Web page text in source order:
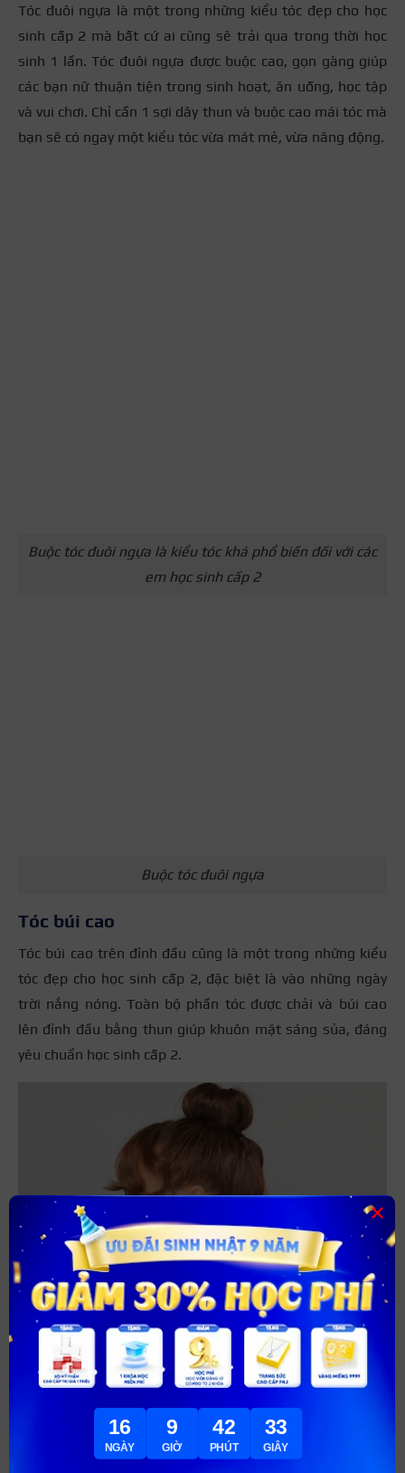
Tóc đuôi ngựa là một trong những kiểu tóc đẹp cho học
sinh cấp 2 mà bất cứ ai cũng sẽ trải qua trong thời học
sinh 1 lần. Tóc đuôi ngựa được buộc cao, gọn gàng giúp
các bạn nữ thuận tiện trong sinh hoạt, ăn uống, học tập
và vui chơi. Chỉ cần 1 sợi dây thun và buộc cao mái tóc mà
bạn sẽ có ngay một kiểu tóc vừa mát mẻ, vừa năng động.
Buộc tóc đuôi ngựa là kiểu tóc khá phổ biến đối với các
em học sinh cấp 2
Buộc tóc đuôi ngựa
Tóc búi cao
Tóc búi cao trên đỉnh đầu cũng là một trong những kiểu
tóc đẹp cho học sinh cấp 2, đặc biệt là vào những ngày
trời nắng nóng. Toàn bộ phần tóc được chải và búi cao
lên đỉnh đầu bằng thun giúp khuôn mặt sáng sủa, đáng
yêu chuẩn học sinh cấp 2.
Tóc búi cao vừa năng động, trẻ trung cho nữ học sinh
cấp 2
16
NGÀY
9
GIỜ
42
PHÚT
31
GIÂY
×